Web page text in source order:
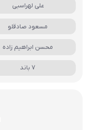
علی لهراسبی
مسعود صادقلو
محسن ابراهیم زاده
7 باند